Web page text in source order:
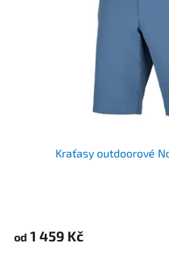
Kraťasy outdoorové
od 1 459 Kč